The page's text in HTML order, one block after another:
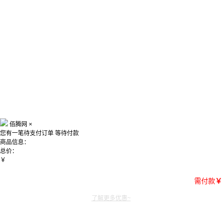
佰腾网 ×
您有一笔待支付订单 等待付款
商品信息：
总价：
￥
需付款￥
了解更多优惠~